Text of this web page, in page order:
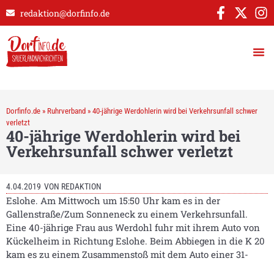
redaktion@dorfinfo.de
Dorfinfo.de » Ruhrverband » 40-jährige Werdohlerin wird bei Verkehrsunfall schwer
verletzt
40-jährige Werdohlerin wird bei
Verkehrsunfall schwer verletzt
4.04.2019 VON REDAKTION
Eslohe. Am Mittwoch um 15:50 Uhr kam es in der
Gallenstraße/Zum Sonneneck zu einem Verkehrsunfall.
Eine 40-jährige Frau aus Werdohl fuhr mit ihrem Auto von
Kückelheim in Richtung Eslohe. Beim Abbiegen in die K 20
kam es zu einem Zusammenstoß mit dem Auto einer 31-